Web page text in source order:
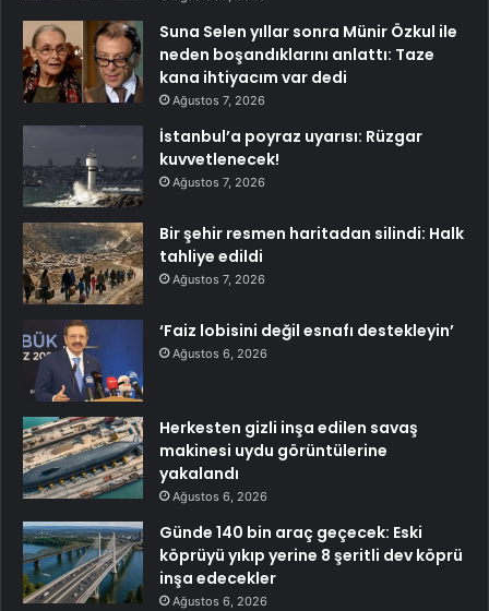
Suna Selen yıllar sonra Münir Özkul ile
neden boşandıklarını anlattı: Taze
kana ihtiyacım var dedi
Ağustos 7, 2026
İstanbul’a poyraz uyarısı: Rüzgar
kuvvetlenecek!
Ağustos 7, 2026
Bir şehir resmen haritadan silindi: Halk
tahliye edildi
Ağustos 7, 2026
‘Faiz lobisini değil esnafı destekleyin’
Ağustos 6, 2026
Herkesten gizli inşa edilen savaş
makinesi uydu görüntülerine
yakalandı
Ağustos 6, 2026
Günde 140 bin araç geçecek: Eski
köprüyü yıkıp yerine 8 şeritli dev köprü
inşa edecekler
Ağustos 6, 2026